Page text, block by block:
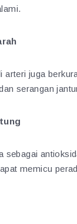
juga
serangan
memicu